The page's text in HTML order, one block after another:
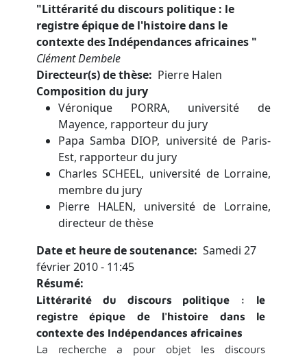
"Littérarité du discours politique : le
registre épique de l'histoire dans le
contexte des Indépendances africaines"
Clément Dembele
Directeur(s) de thèse
Pierre Halen
Composition du jury
Véronique PORRA, université de
Mayence, rapporteur du jury
Papa Samba DIOP, université de Paris-
Est, rapporteur du jury
Charles SCHEEL, université de Lorraine,
membre du jury
Pierre HALEN, université de Lorraine,
directeur de thèse
Date et heure de soutenance
Samedi 27
février 2010 - 11:45
Résumé
Littérarité du discours politique : le
registre épique de l'histoire dans le
contexte des Indépendances africaines
La recherche a pour objet les discours